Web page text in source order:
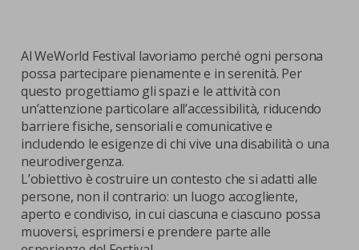
Al WeWorld Festival lavoriamo perché ogni persona
possa partecipare pienamente e in serenità. Per
questo progettiamo gli spazi e le attività con
un’attenzione particolare all’accessibilità, riducendo
barriere fisiche, sensoriali e comunicative e
includendo le esigenze di chi vive una disabilità o una
neurodivergenza.
L’obiettivo è costruire un contesto che si adatti alle
persone, non il contrario: un luogo accogliente,
aperto e condiviso, in cui ciascuna e ciascuno possa
muoversi, esprimersi e prendere parte alle